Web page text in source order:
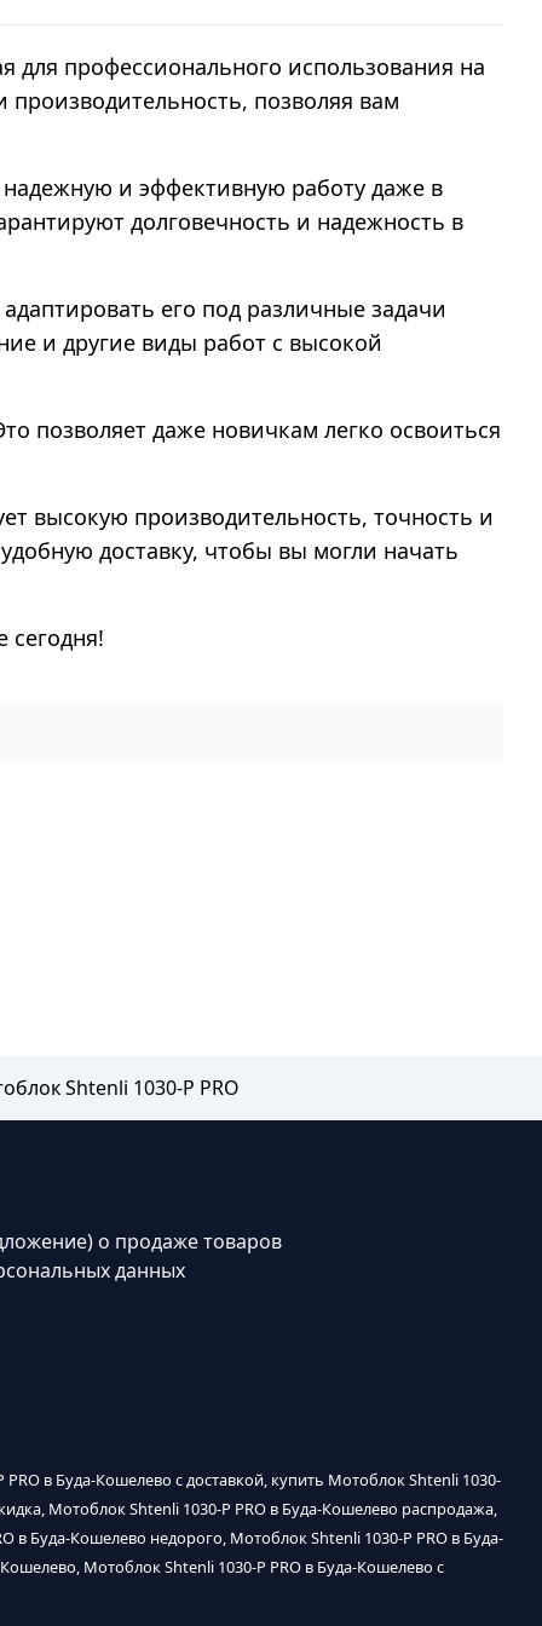
для профессионального использования на
позволяя вам
и эффективную работу даже в
долговечность и надежность в
его под различные задачи
и другие виды работ с высокой
позволяет даже новичкам легко освоиться
высокую производительность, точность и
доставку, чтобы вы могли начать
сегодня!
Shtenli 1030-P PRO
о продаже товаров
данных
в Буда-Кошелево с доставкой, купить Мотоблок Shtenli 1030-
Мотоблок Shtenli 1030-P PRO в Буда-Кошелево распродажа,
в Буда-Кошелево недорого, Мотоблок Shtenli 1030-P PRO в Буда-
Мотоблок Shtenli 1030-P PRO в Буда-Кошелево с